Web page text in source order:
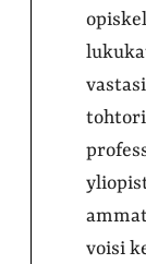
tohtori
voisi